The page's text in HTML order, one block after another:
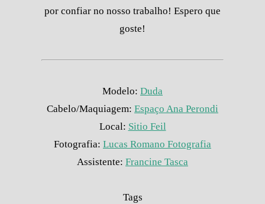
por confiar no nosso trabalho! Espero que
goste!
Modelo: Duda
Cabelo/Maquiagem: Espaço Ana Perondi
Local: Sitio Feil
Fotografia: Lucas Romano Fotografia
Assistente: Francine Tasca
Tags